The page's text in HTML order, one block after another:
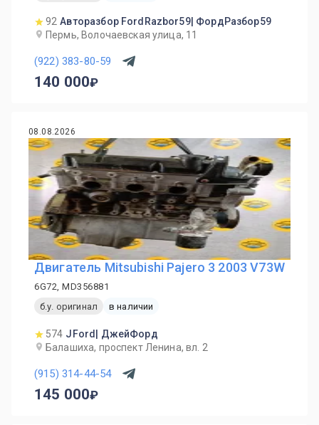
92 Авторазбор FordRazbor59| ФордРазбор59
Пермь, Волочаевская улица, 11
(922) 383-80-59
140 000
08.08.2026
Двигатель Mitsubishi Pajero 3 2003 V73W
6G72, MD356881
б.у. оригинал
в наличии
574 JFord| ДжейФорд
Балашиха, проспект Ленина, вл. 2
(915) 314-44-54
145 000